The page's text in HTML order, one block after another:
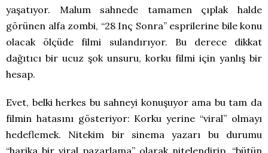
yaşatıyor. Malum sahnede tamamen çıplak halde
görünen alfa zombi, “28 Inç Sonra” esprilerine bile konu
olacak ölçüde filmi sulandırıyor. Bu derece dikkat
dağıtıcı bir ucuz şok unsuru, korku filmi için yanlış bir
hesap.
Evet, belki herkes bu sahneyi konuşuyor ama bu tam da
filmin hatasını gösteriyor: Korku yerine “viral” olmayı
hedeflemek. Nitekim bir sinema yazarı bu durumu
“harika bir viral pazarlama” olarak nitelendirip, “bütün